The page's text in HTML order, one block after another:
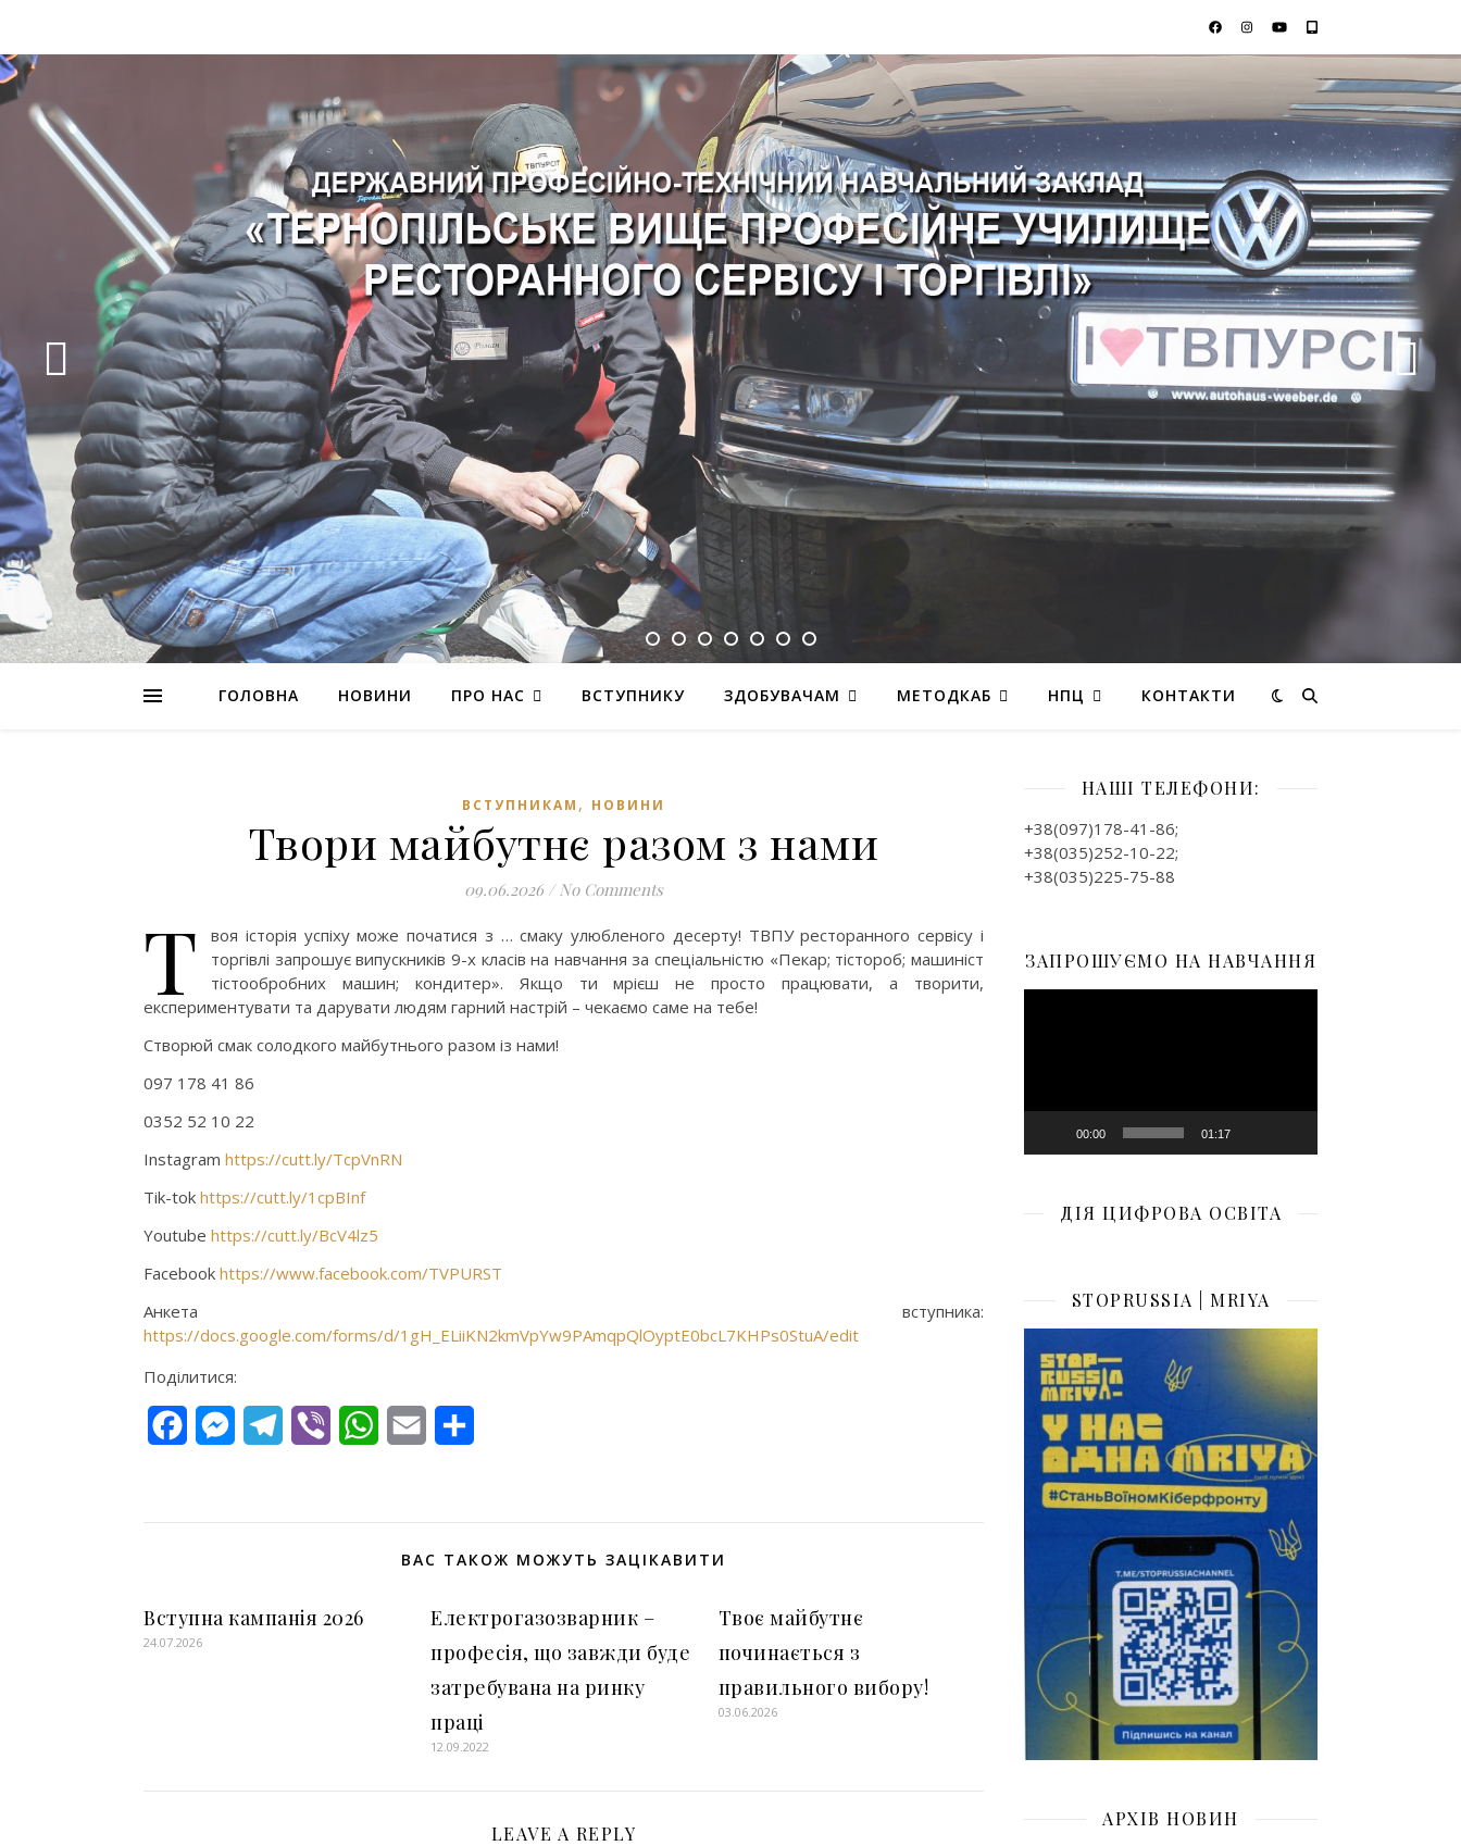
ГОЛОВНА НОВИНИ ПРО НАС ВСТУПНИКУ ЗДОБУВАЧАМ МЕТОДКАБ НПЦ КОНТАКТИ
ВСТУПНИКАМ , НОВИНИ
Твори майбутнє разом з нами
09.06.2026 / No Comments
Т
воя історія успіху може початися з … смаку улюбленого десерту! ТВПУ ресторанного сервісу і
торгівлі запрошує випускників 9-х класів на навчання за спеціальністю «Пекар; тістороб; машиніст
тістообробних машин; кондитер». Якщо ти мрієш не просто працювати, а творити,
експериментувати та дарувати людям гарний настрій – чекаємо саме на тебе!
Створюй смак солодкого майбутнього разом із нами!
097 178 41 86
0352 52 10 22
Instagram https://cutt.ly/TcpVnRN
Tik-tok https://cutt.ly/1cpBInf
Youtube https://cutt.ly/BcV4lz5
Facebook https://www.facebook.com/TVPURST
Анкета вступника:
https://docs.google.com/forms/d/1gH_ELiiKN2kmVpYw9PAmqpQlOyptE0bcL7KHPs0StuA/edit
Поділитися:
FacebookMessengerTelegram
Viber WhatsApp
Email
ВАС ТАКОЖ МОЖУТЬ ЗАЦІКАВИТИ
Вступна кампанія 2026
24.07.2026
Електрогазозварник –
професія, що завжди буде
затребувана на ринку
праці
12.09.2022
Твоє майбутнє
починається з
правильного вибору!
03.06.2026
LEAVE A REPLY
НАШІ ТЕЛЕФОНИ:
+38(097)178-41-86;
+38(035)252-10-22;
+38(035)225-75-88
ЗАПРОШУЄМО НА НАВЧАННЯ
00:00 01:17
ДІЯ ЦИФРОВА ОСВІТА
STOPRUSSIA | MRIYA
АРХІВ НОВИН